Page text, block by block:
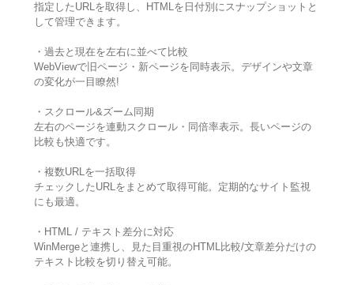
指定したURLを取得し、HTMLを日付別にスナップショットと
して管理できます。
・過去と現在を左右に並べて比較
WebViewで旧ページ・新ページを同時表示。デザインや文章
の変化が一目瞭然!
・スクロール&ズーム同期
左右のページを連動スクロール・同倍率表示。長いページの
比較も快適です。
・複数URLを一括取得
チェックしたURLをまとめて取得可能。定期的なサイト監視
にも最適。
・HTML / テキスト差分に対応
WinMergeと連携し、見た目重視のHTML比較/文章差分だけの
テキスト比較を切り替え可能。